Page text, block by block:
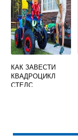
КАК ЗАВЕСТИ
КВАДРОЦИКЛ
СТЕЛС